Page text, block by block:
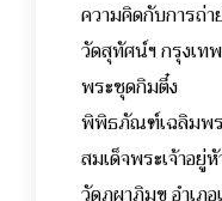
ความคิดกับการถ่
วัดสุทัศน์ฯ กรุง
พระชุดกิม
พิพิธภัณฑ์เฉลิมพร
สมเด็จพระเจ้าอยู่